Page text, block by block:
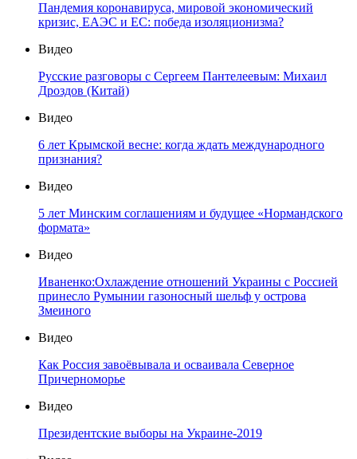
Пандемия коронавируса, мировой экономический
кризис, ЕАЭС и ЕС: победа изоляционизма?
Видео
Русские разговоры с Сергеем Пантелеевым: Михаил
Дроздов (Китай)
Видео
6 лет Крымской весне: когда ждать международного
признания?
Видео
5 лет Минским соглашениям и будущее «Нормандского
формата»
Видео
Иваненко:Охлаждение отношений Украины с Россией
принесло Румынии газоносный шельф у острова
Змеиного
Видео
Как Россия завоёвывала и осваивала Северное
Причерноморье
Видео
Президентские выборы на Украине-2019